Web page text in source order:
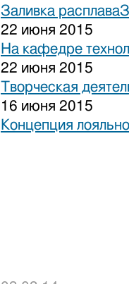
Заливка
22 июня 2015
На кафедре
22 июня 2015
Творческая
16 июня 2015
Концепция